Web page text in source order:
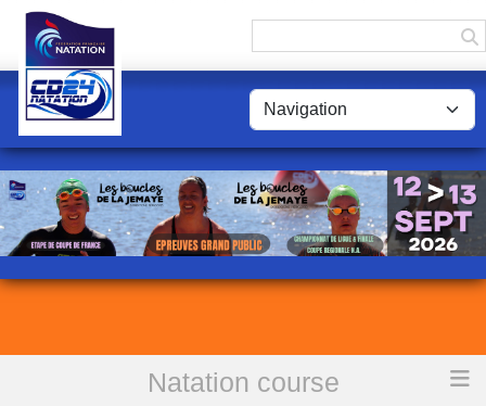
Natation course
LNNA Règlements natation course Révision A & Meeting
Panneau de gestion des cookies